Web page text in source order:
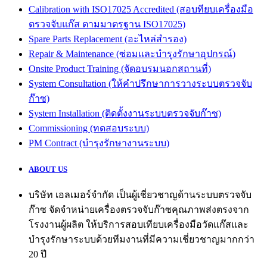
Calibration with ISO17025 Accredited (สอบทียบเครื่องมือ
ตรวจจับแก๊ส ตามมาตรฐาน ISO17025)
Spare Parts Replacement (อะไหล่สำรอง)
Repair & Maintenance (ซ่อมและบำรุงรักษาอุปกรณ์)
Onsite Product Training (จัดอบรมนอกสถานที่)
System Consultation (ให้คำปรึกษาการวางระบบตรวจจับ
ก๊าซ)
System Installation (ติดตั้งงานระบบตรวจจับก๊าซ)
Commissioning (ทดสอบระบบ)
PM Contract (บำรุงรักษางานระบบ)
ABOUT US
บริษัท เอลเมอร์จำกัด เป็นผู้เชี่ยวชาญด้านระบบตรวจจับ
ก๊าซ จัดจำหน่ายเครื่องตรวจจับก๊าซคุณภาพส่งตรงจาก
โรงงานผู้ผลิต ให้บริการสอบเทียบเครื่องมือวัดแก๊สและ
บำรุงรักษาระบบด้วยทีมงานที่มีความเชี่ยวชาญมากกว่า
20 ปี